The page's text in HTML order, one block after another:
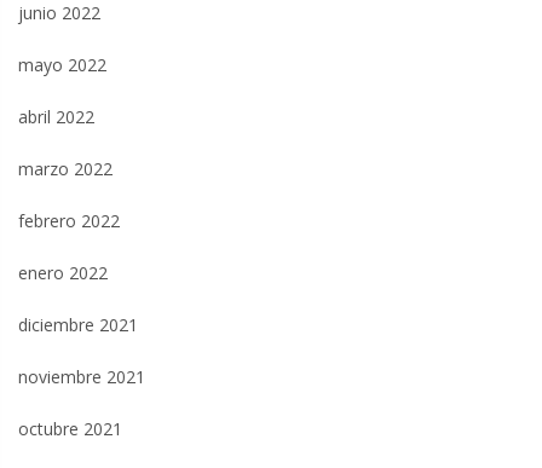
junio 2022
mayo 2022
abril 2022
marzo 2022
febrero 2022
enero 2022
diciembre 2021
noviembre 2021
octubre 2021